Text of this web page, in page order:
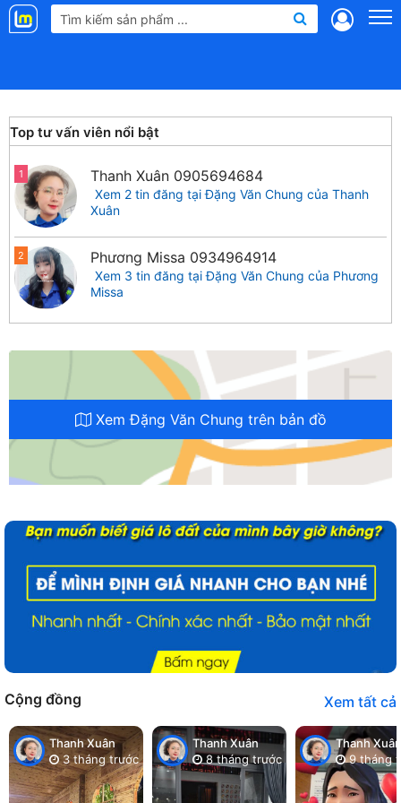
Landmap
Top tư vấn viên nổi bật
1 Thanh Xuân 0905694684
Xem 2 tin đăng tại Đặng Văn Chung của Thanh
Xuân
2 Phương Missa 0934964914
Xem 3 tin đăng tại Đặng Văn Chung của Phương
Missa
Xem Đặng Văn Chung trên bản đồ
Cộng đồng Xem tất cả
Thanh Xuân
3 tháng trước
Thanh Xuân
8 tháng trước
Thanh Xuân
9 tháng